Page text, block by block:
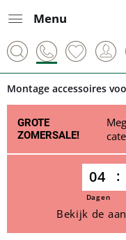
Menu
Montage accessoires
GROTE
ZOMERSALE!
04
Dagen
Bekijk de